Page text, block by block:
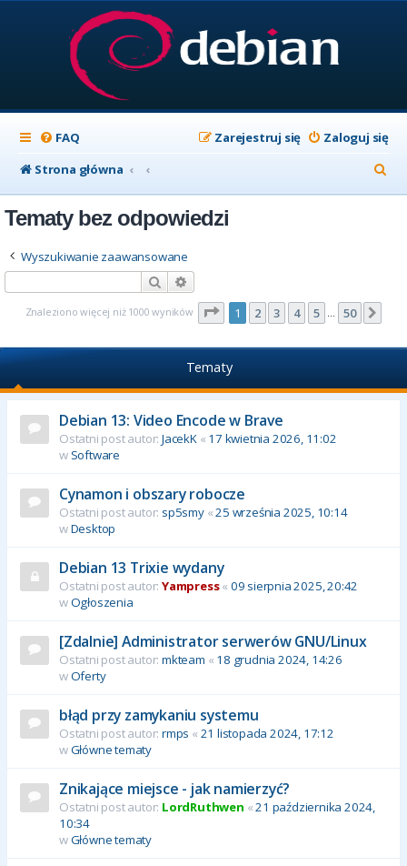
FAQ Zaloguj się
Zarejestruj się
Strona główna
z
Tematy bez odpowiedzi
Wyszukiwanie zaawansowane
Szukaj
Znaleziono więcej niż 1000 wyników Strona z50
1 2 3 4 5 … 50
Tematy
Debian 13: Video Encode w Brave
Ostatni post autor: JacekK« 17 kwietnia 2026, 11:02
w Software
Cynamon i obszary robocze
Ostatni post autor: sp5smy«25 września 2025, 10:14
wDesktop
Debian 13 Trixie wydany
Ostatni post autor: Yampress« 09 sierpnia 2025, 20:42
wOgłoszenia
[Zdalnie] Administrator serwerów GNU/Linux
Ostatni post autor: mkteam « 18 grudnia 2024, 14:26
wOferty
błąd przy zamykaniu systemu
Ostatni post autor: rmps « 21 listopada 2024, 17:12
wGłówne tematy
Znikające miejsce - jak namierzyć?
Ostatni post autor: LordRuthwen «21 października 2024,
10:34
wGłówne tematy